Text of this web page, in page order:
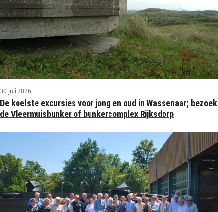
30 juli 2026
De koelste excursies voor jong en oud in Wassenaar; bezoek
de Vleermuisbunker of bunkercomplex Rijksdorp